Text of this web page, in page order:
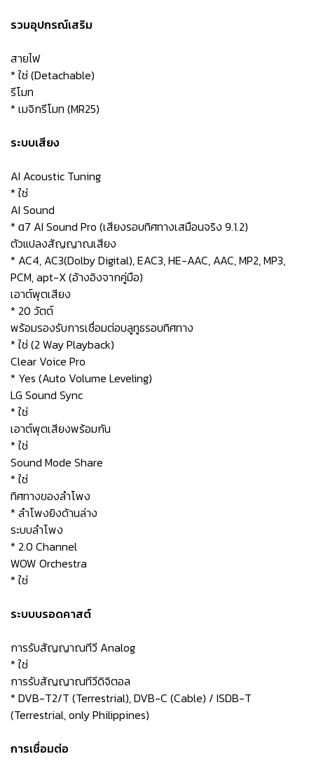
รวมอุปกรณ์เสริม
สายไฟ
* ใช่ (Detachable)
รีโมท
* เมจิกรีโมท (MR25)
ระบบเสียง
AI Acoustic Tuning
* ใช่
AI Sound
* α7 AI Sound Pro (เสียงรอบทิศทางเสมือนจริง 9.1.2)
ตัวแปลงสัญญาณเสียง
* AC4, AC3(Dolby Digital), EAC3, HE-AAC, AAC, MP2, MP3,
PCM, apt-X (อ้างอิงจากคู่มือ)
เอาต์พุตเสียง
* 20 วัตต์
พร้อมรองรับการเชื่อมต่อบลูทูธรอบทิศทาง
* ใช่ (2 Way Playback)
Clear Voice Pro
* Yes (Auto Volume Leveling)
LG Sound Sync
* ใช่
เอาต์พุตเสียงพร้อมกัน
* ใช่
Sound Mode Share
* ใช่
ทิศทางของลำโพง
* ลำโพงยิงด้านล่าง
ระบบลำโพง
* 2.0 Channel
WOW Orchestra
* ใช่
ระบบบรอดคาสต์
การรับสัญญาณทีวี Analog
* ใช่
การรับสัญญาณทีวีดิจิตอล
* DVB-T2/T (Terrestrial), DVB-C (Cable) / ISDB-T
(Terrestrial, only Philippines)
การเชื่อมต่อ